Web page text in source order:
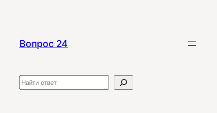
содержимому
Вопрос 24
Поиск